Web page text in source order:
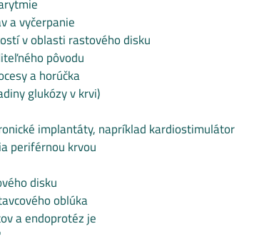
a vyčerpanie
v oblasti rastového disku
pôvodu
a horúčka
glukózy v krvi)
implantáty, napríklad kardiostimulátor
periférnou krvou
disku
oblúka
a endoprotéz je